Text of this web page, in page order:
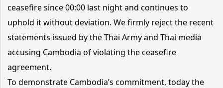
ceasefire since 00:00 last night and continues to
uphold it without deviation. We firmly reject the recent
statements issued by the Thai Army and Thai media
accusing Cambodia of violating the ceasefire
agreement.
To demonstrate Cambodia’s commitment, today the